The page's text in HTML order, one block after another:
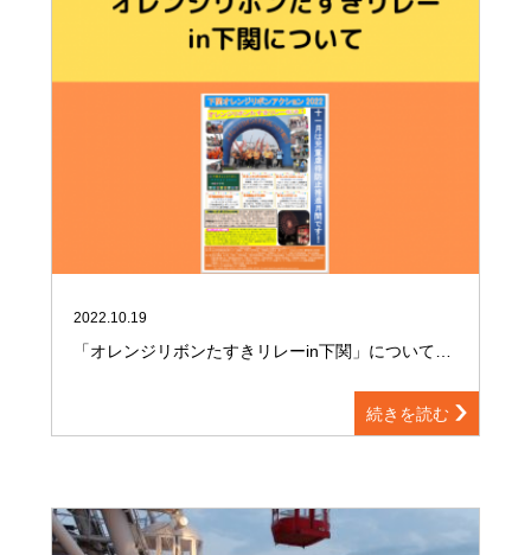
2022.10.19
「オレンジリボンたすきリレーin下関」について…
続きを読む